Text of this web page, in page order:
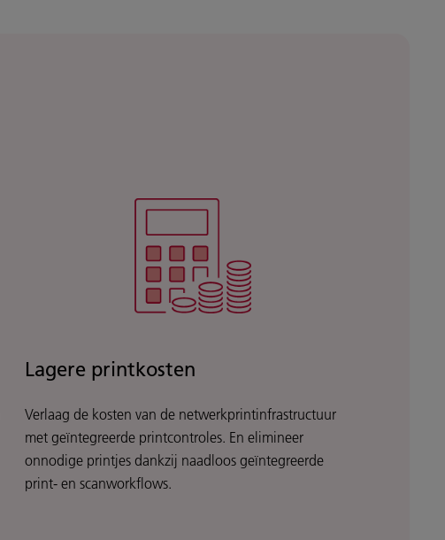
Lagere printkosten
Verlaag de kosten van de netwerkprintinfrastructuur
met geïntegreerde printcontroles. En elimineer
onnodige printjes dankzij naadloos geïntegreerde
print- en scanworkflows.